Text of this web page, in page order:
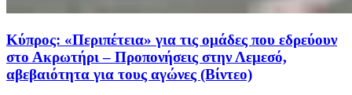
Κύπρος: «Περιπέτεια» για τις ομάδες που εδρεύουν
στο Ακρωτήρι – Προπονήσεις στην Λεμεσό,
αβεβαιότητα για τους αγώνες (Βίντεο)